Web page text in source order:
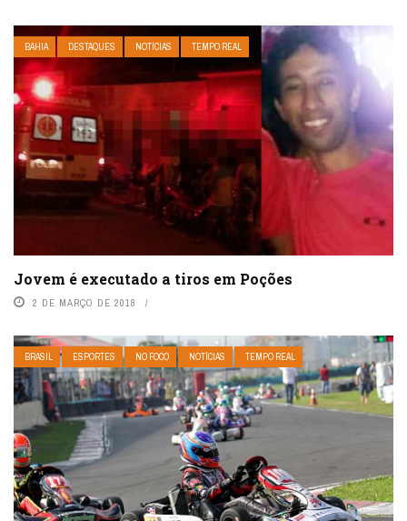
BAHIA DESTAQUES NOTÍCIAS TEMPO REAL
Jovem é executado a tiros em Poções
2 DE MARÇO DE 2018
BRASIL ESPORTES NO FOCO NOTÍCIAS TEMPO REAL